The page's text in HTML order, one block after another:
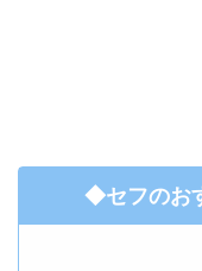
◆セフのお